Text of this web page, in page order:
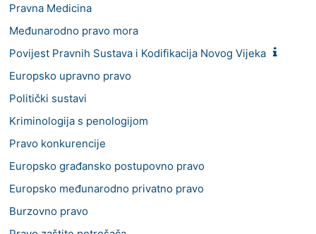
Pravna Medicina
Međunarodno pravo mora
Povijest Pravnih Sustava i Kodifikacija Novog Vijeka
Europsko upravno pravo
Politički sustavi
Kriminologija s penologijom
Pravo konkurencije
Europsko građansko postupovno pravo
Europsko međunarodno privatno pravo
Burzovno pravo